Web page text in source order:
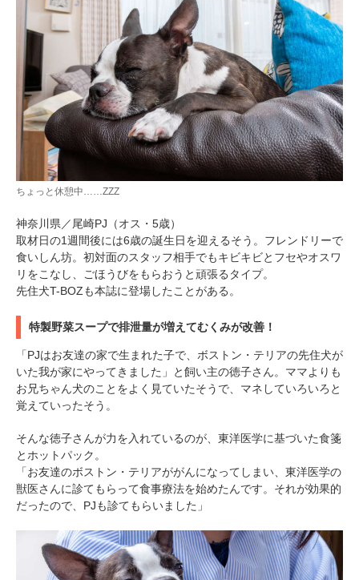
ちょっと休憩中……ZZZ
神奈川県／尾崎PJ（オス・5歳）
取材日の1週間後には6歳の誕生日を迎えるそう。フレンドリーで
食いしん坊。初対面のスタッフ相手でもキビキビとフセやオスワ
リをこなし、ごほうびをもらおうと頑張るタイプ。
先住犬T-BOZも本誌に登場したことがある。
特製野菜スープで排泄量が増えてむくみが改善！
「PJはお友達の家で生まれた子で、ボストン・テリアの先住犬が
いた我が家にやってきました」と飼い主の徳子さん。ママよりも
お兄ちゃん犬のことをよく見ていたそうで、マネしていろいろと
覚えていったそう。
そんな徳子さんが力を入れているのが、東洋医学に基づいた食箋
とホットパック。
「お友達のボストン・テリアががんになってしまい、東洋医学の
獣医さんに診てもらって食事療法を始めたんです。それが効果的
だったので、PJも診てもらいました」